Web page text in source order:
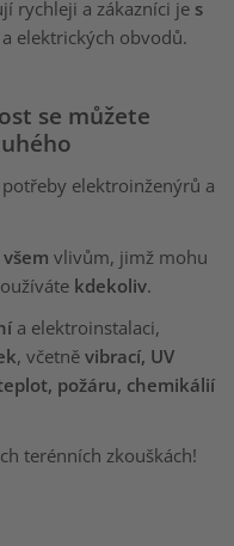
rychleji a zákazníci je s
elektrických obvodů.
se můžete
elektroinženýrů a
vlivům, jimž mohu
kdekoliv.
a elektroinstalaci,
, včetněvibrací, UV
požáru, chemikálií
terénních zkouškách!